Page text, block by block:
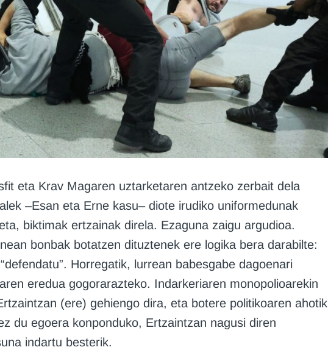
eta Krav Magaren uztarketaren antzeko zerbait dela
–Esan eta Erne kasu– diote irudiko uniformedunak
biktimak ertzainak direla. Ezaguna zaigu argudioa.
bonbak botatzen dituztenek ere logika bera darabilte:
Horregatik, lurrean babesgabe dagoenari
eredua gogorarazteko. Indarkeriaren monopolioarekin
(ere) gehiengo dira, eta botere politikoaren ahotik
du egoera konponduko, Ertzaintzan nagusi diren
indartu besterik.